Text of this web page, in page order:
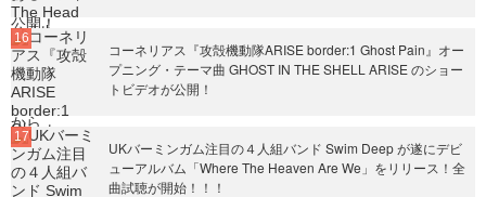
コーネリアス『攻殻機動隊ARISE border:1 Ghost Pain』オー
プニング・テーマ曲 GHOST IN THE SHELL ARISE のショー
トビデオが公開！
UKバーミンガム注目の４人組バンド Swim Deep が遂にデビ
ューアルバム「Where The Heaven Are We」をリリース！全
曲試聴が開始！！！